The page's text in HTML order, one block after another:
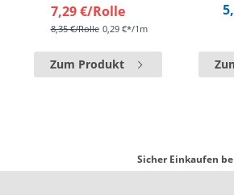
7,29 €/Rolle
8,35 €/Rolle 0,29 €*/1m
Zum Produkt
Sicher Einkaufen